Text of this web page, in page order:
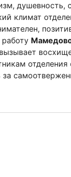
душевность,
климат
за